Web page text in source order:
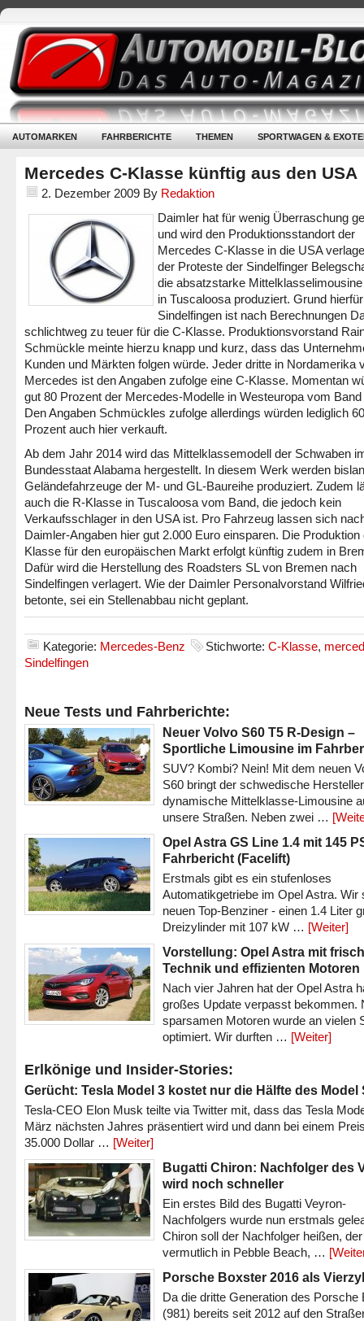
AUTOMARKEN FAHRBERICHTE THEMEN SPORTWAGEN &
Mercedes C-Klasse künftig aus den USA
2. Dezember 2009 By Redaktion
Daimler hat für wenig Überraschung
und wird den Produktionsstandort der
Mercedes C-Klasse in die USA
der Proteste der Sindelfinger
die absatzstarke
in Tuscaloosa produziert. Grund
Sindelfingen ist nach Berechnungen
schlichtweg zu teuer für die C-Klasse. Produktionsvorstand
Schmückle meinte hierzu knapp und kurz, dass das
Kunden und Märkten folgen würde. Jeder dritte in Nordamerika
Mercedes ist den Angaben zufolge eine C-Klasse. Momentan
gut 80 Prozent der Mercedes-Modelle in Westeuropa vom Band
Den Angaben Schmückles zufolge allerdings würden lediglich 60
Prozent auch hier verkauft.
Ab dem Jahr 2014 wird das Mittelklassemodell der Schwaben
Bundesstaat Alabama hergestellt. In diesem Werk werden
Geländefahrzeuge der M- und GL-Baureihe produziert. Zudem
auch die R-Klasse in Tuscaloosa vom Band, die jedoch kein
Verkaufsschlager in den USA ist. Pro Fahrzeug lassen sich
Daimler-Angaben hier gut 2.000 Euro einsparen. Die Produktion
Klasse für den europäischen Markt erfolgt künftig zudem in
Dafür wird die Herstellung des Roadsters SL von Bremen nach
Sindelfingen verlagert. Wie der Daimler Personalvorstand
betonte, sei ein Stellenabbau nicht geplant.
Kategorie: Mercedes-Benz Stichworte: C-Klasse,
Sindelfingen
Neue Tests und Fahrberichte:
Neuer Volvo S60 T5 R-Design –
Sportliche Limousine im
SUV? Kombi? Nein! Mit dem neuen
S60 bringt der schwedische
dynamische Mittelklasse-Limousine
unsere Straßen. Neben zwei …
Opel Astra GS Line 1.4 mit 145
Fahrbericht (Facelift)
Erstmals gibt es ein stufenloses
Automatikgetriebe im Opel Astra. Wir
neuen Top-Benziner - einen 1.4 Liter
Dreizylinder mit 107 kW … [Weiter]
Vorstellung: Opel Astra mit
Technik und effizienten Motoren
Nach vier Jahren hat der Opel Astra
großes Update verpasst bekommen.
sparsamen Motoren wurde an vielen
optimiert. Wir durften … [Weiter]
Erlkönige und Insider-Stories:
Gerücht: Tesla Model 3 kostet nur die Hälfte des Model
Tesla-CEO Elon Musk teilte via Twitter mit, dass das Tesla
März nächsten Jahres präsentiert wird und dann bei einem
35.000 Dollar … [Weiter]
Bugatti Chiron: Nachfolger des
wird noch schneller
Ein erstes Bild des Bugatti Veyron-
Nachfolgers wurde nun erstmals
Chiron soll der Nachfolger heißen, der
vermutlich in Pebble Beach, …
Porsche Boxster 2016 als
Da die dritte Generation des Porsche
(981) bereits seit 2012 auf den